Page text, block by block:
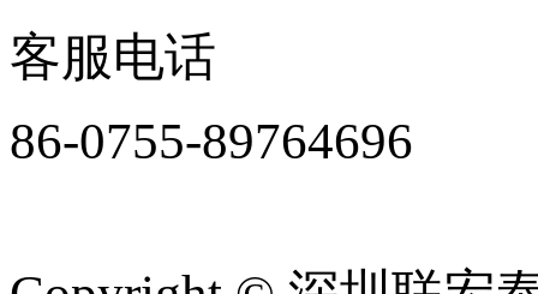
客服电话
86-0755-89764696